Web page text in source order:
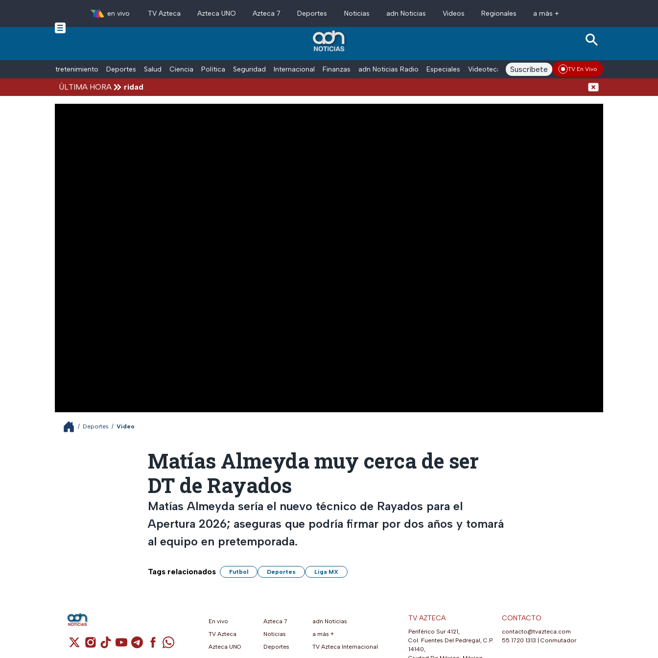
Skip to main content
en vivo TV Azteca Azteca UNO Azteca 7 Deportes Noticias adn Noticias Videos Regionales a más +
Entretenimiento Deportes Salud Ciencia Política Seguridad Internacional Finanzas adn Noticias Radio Especiales Videoteca Conductores Voces adn Noticias
Suscríbete TV En Vivo
ÚLTIMA HORA
por alerta de seguridad
/ Deportes / Video
Matías Almeyda muy cerca de ser
DT de Rayados
Matías Almeyda sería el nuevo técnico de Rayados para el
Apertura 2026; aseguras que podría firmar por dos años y tomará
al equipo en pretemporada.
Tags relacionados Futbol Deportes Liga MX
Cuenta de X / Twitter (se abre en una nueva pestaña)
Cuenta de Instagram (se abre en una nueva pestaña)
Cuenta de TikTok (se abre en una nueva pestaña)
Cuenta de YouTube (se abre en una nueva pestaña)
Cuenta de Telegram (se abre en una nueva pestaña)
Cuenta de Facebook (se abre en una nueva pestaña)
Cuenta de WhatsApp (se abre en una nueva pestaña)
En vivo
TV Azteca
Azteca UNO
Azteca 7
Noticias
Deportes
adn Noticias
a más +
TV Azteca Internacional
TV AZTECA
Periférico Sur 4121,
Col. Fuentes Del Pedregal, C.P.
14140,
CONTACTO
contacto@tvazteca.com
55 1720 1313 | Conmutador